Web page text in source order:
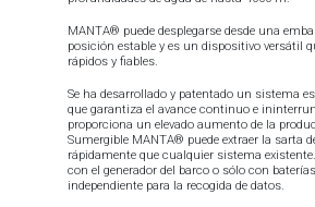
MANTA® puede desplegarse desde una
posición estable y es un dispositivo versátil
rápidos y fiables.
Se ha desarrollado y patentado un sistema
que garantiza el avance continuo e
proporciona un elevado aumento de la
Sumergible MANTA® puede extraer la sarta
rápidamente que cualquier sistema
con el generador del barco o sólo con
independiente para la recogida de datos.